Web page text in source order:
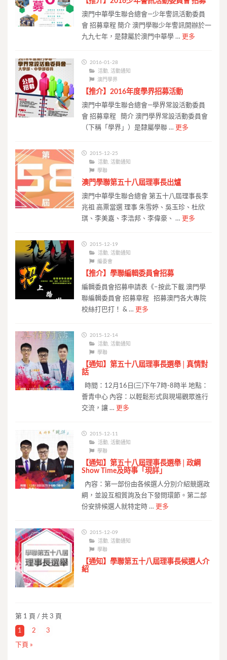
澳門中華學生聯合總會—少年警訊活動委員
會 招募章程 簡介 澳門學聯少年警訊開辦於一
九九七年，是隸屬於澳門中華學 … 更多
2016-01-28
活動 ,活動通知
澳門學界
【推介】2016年度學界招募活動
澳門中華學生聯合總會—學界常設活動委員
會 招募章程 簡介 澳門學界常設活動委員會
（下稱「學界」）是隸屬學聯 … 更多
2015-12-25
活動 ,活動通知
學聯
澳門學聯第五十八屆理事長出爐
澳門中華學生聯合總會 第五十八屆理事長李
兆祖 高票當選 理事 朱雪婷、吳玉珍、杜欣
琪、李美嘉、李浩邦、李偉豪、 … 更多
2015-12-19
活動 ,活動通知
編委會
【推介】學聯編輯委員會招募
編輯委員會招募申請表《–按此下載 澳門學
聯編輯委員會 招募章程 招募澳門各大專院
校絲打巴打！ & … 更多
2015-12-14
活動 ,活動通知
學聯
【通知】第五十八屆理事長選舉│真情對
話
時間：12月16日(三)下午7時-8時半 地點：
薈青中心 內容：以輕鬆形式與現場觀眾進行
交流，讓 … 更多
2015-12-11
活動 ,活動通知
學聯
【通知】第五十八屆理事長選舉│政綱
Show Time及時事「現詳」
內容：第一部份由各候選人分別介紹競選政
綱，並設互相質詢及台下發問環節。第二部
份安排候選人就特定時 … 更多
2015-12-09
活動 ,活動通知
學聯
【通知】學聯第五十八屆理事長候選人介
紹
第 1 頁 / 共 3 頁
1 2 3
下頁 »